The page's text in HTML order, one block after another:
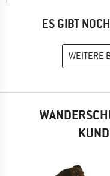
ES GIBT
WEITERE